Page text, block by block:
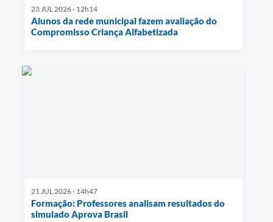
23 JUL 2026 - 12h14
Alunos da rede municipal fazem avaliação do
Compromisso Criança Alfabetizada
21 JUL 2026 - 14h47
Formação: Professores analisam resultados do
simulado Aprova Brasil